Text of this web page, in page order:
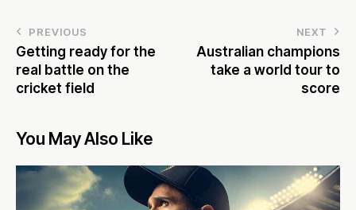
PREVIOUS
Getting ready for the
real battle on the
cricket field
NEXT
Australian champions
take a world tour to
score
You May Also Like